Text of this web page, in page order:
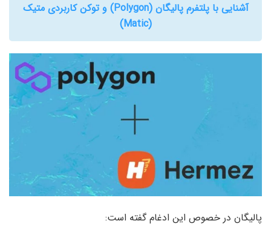
آشنایی با پلتفرم پالیگان (Polygon) و توکن کاربردی متیک
(Matic)
پالیگان در خصوص این ادغام گفته است: